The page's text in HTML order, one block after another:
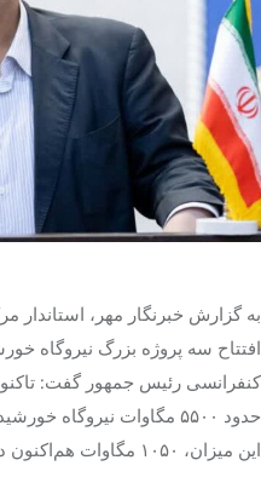
تک کده
پایگاه خبری آبان
خرید موتور
به گزارش خبرنگار مهر، استاندار
افتتاح سه پروژه بزرگ نیروگاه
کنفرانسی رئیس جمهور گفت:
حدود ۵۵۰۰ مگاوات
این میزان، ۱۰۵۰ مگاوات هم‌اکنون در مرحله اجرای فیزیکی قرار دارد.